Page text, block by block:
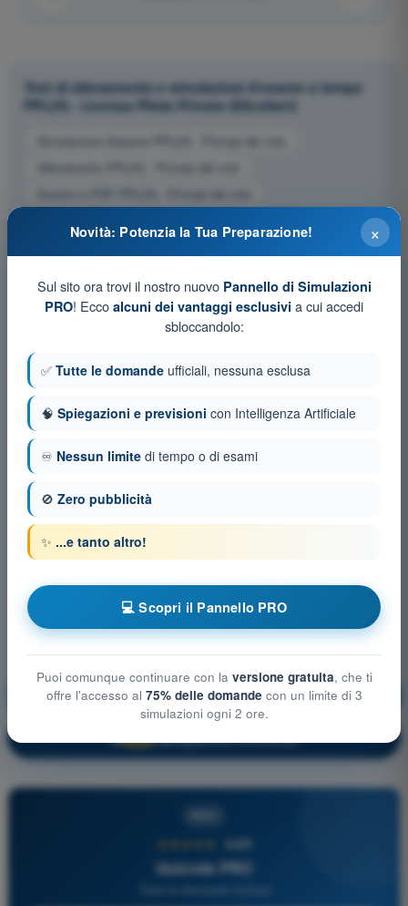
Test di allenamento e simulazioni d'esame a tempo
PPL(H) - Licenza Pilota Privato (Elicotteri)
Simulazione d'esame PPL(H) - Principi del volo
Esame in PDF PPL(H) - Principi del volo
Principi del volo Allenamento!
🔒 Spiegazione domanda
4,6/5
Quizvds PRO
×
Novità: Potenzia la Tua Preparazione!
Sul sito ora trovi il nostro nuovo Pannello di Simulazioni
PRO! Ecco alcuni dei vantaggi esclusivi a cui accedi
sbloccandolo:
✅ Tutte le domande ufficiali, nessuna esclusa
🧠 Spiegazioni e previsioni con Intelligenza Artificiale
♾️ Nessun limite di tempo o di esami
🚫 Zero pubblicità
✨ ...e tanto altro!
💻 Scopri il Pannello PRO
Puoi comunque continuare con la versione gratuita, che ti
offre l'accesso al 75% delle domande con un limite di 3
simulazioni ogni 2 ore.